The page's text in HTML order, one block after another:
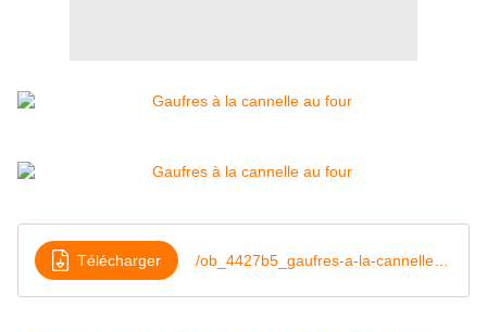
Télécharger